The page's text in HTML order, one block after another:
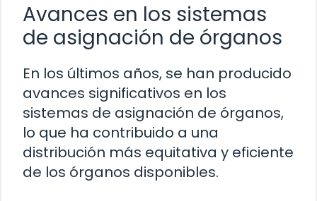
Avances en los sistemas
de asignación de órganos
En los últimos años, se han producido
avances significativos en los
sistemas de asignación de órganos,
lo que ha contribuido a una
distribución más equitativa y eficiente
de los órganos disponibles.